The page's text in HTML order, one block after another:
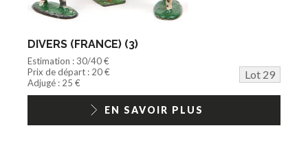
DIVERS (FRANCE) (3)
Estimation : 30/40 €
Prix de départ : 20 €
Lot 29
Adjugé : 25 €
EN SAVOIR PLUS